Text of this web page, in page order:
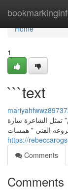
Home
Home
1
```text
الشاعرة سارة
الفني " همسات
https://
Comments
Comments